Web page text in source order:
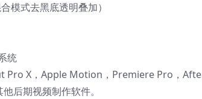
模式去黑底透明叠加）
统
Pro X，Apple Motion，Premiere Pro，
后期视频制作软件。